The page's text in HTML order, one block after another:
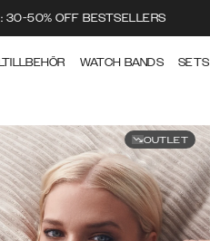
30-50% OFF BESTSELLERS
WATCH BANDS SETS
OUTLET